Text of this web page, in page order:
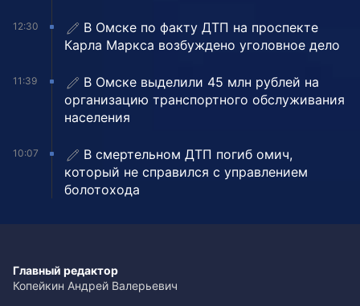
12:30
В Омске по факту ДТП на проспекте
Карла Маркса возбуждено уголовное дело
11:39
В Омске выделили 45 млн рублей на
организацию транспортного обслуживания
населения
10:07
В смертельном ДТП погиб омич,
который не справился с управлением
болотохода
Главный редактор
Копейкин Андрей Валерьевич